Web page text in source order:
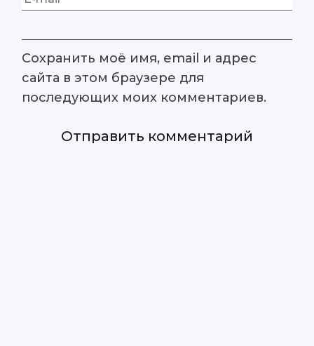
Сохранить моё имя, email и адрес
сайта в этом браузере для
последующих моих комментариев.